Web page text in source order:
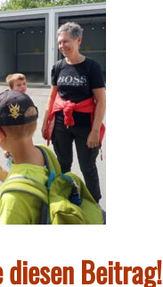
diesen Beitrag!